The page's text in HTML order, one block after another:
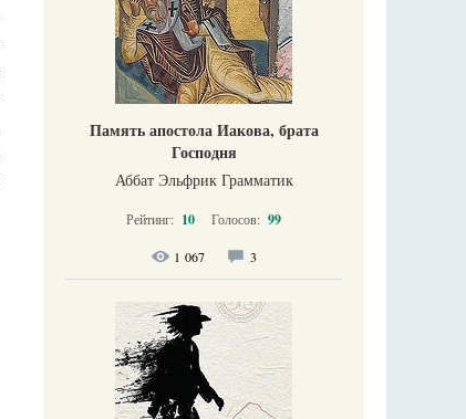
Память апостола Иакова, брата
Господня
Аббат Эльфрик Грамматик
Рейтинг: 10 Голосов: 99
1 067 3